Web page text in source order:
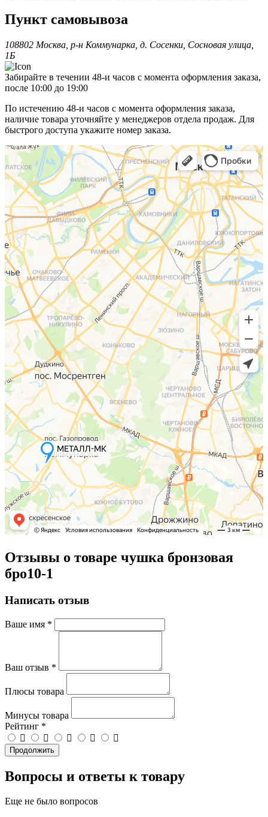
Пункт самовывоза
108802 Москва, р-н Коммунарка, д. Сосенки, Сосновая улица,
1Б
Забирайте в течении 48-и часов с момента оформления заказа,
после 10:00 до 19:00
По истечению 48-и часов с момента оформления заказа,
наличие товара уточняйте у менеджеров отдела продаж. Для
быстрого доступа укажите номер заказа.
Отзывы о товаре чушка бронзовая
бро10-1
Написать отзыв
Ваше имя *
Ваш отзыв *
Плюсы товара
Минусы товара
Рейтинг *
Продолжить
Вопросы и ответы к товару
Еще не было вопросов